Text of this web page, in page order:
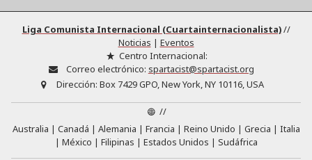
Liga Comunista Internacional (Cuartainternacionalista)//
Noticias | Eventos
Centro Internacional:
Correo electrónico: spartacist@spartacist.org
Dirección: Box 7429 GPO, New York, NY 10116, USA
//
Australia
Canadá Alemania Francia Reino Unido Grecia
Italia
México
Filipinas Estados Unidos
Sudáfrica